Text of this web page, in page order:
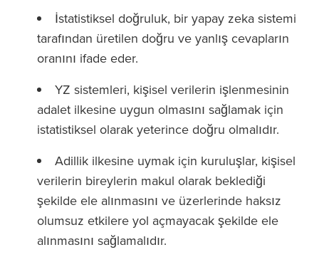
İstatistiksel doğruluk, bir yapay zeka sistemi
tarafından üretilen doğru ve yanlış cevapların
oranını ifade eder.
YZ sistemleri, kişisel verilerin işlenmesinin
adalet ilkesine uygun olmasını sağlamak için
istatistiksel olarak yeterince doğru olmalıdır.
Adillik ilkesine uymak için kuruluşlar, kişisel
verilerin bireylerin makul olarak beklediği
şekilde ele alınmasını ve üzerlerinde haksız
olumsuz etkilere yol açmayacak şekilde ele
alınmasını sağlamalıdır.